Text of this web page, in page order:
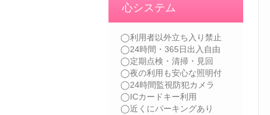
心システム
◯利用者以外立ち入り禁止
◯24時間・365日出入自由
◯定期点検・清掃・見回
◯夜の利用も安心な照明付
◯24時間監視防犯カメラ
◯ICカードキー利用
◯近くにパーキングあり